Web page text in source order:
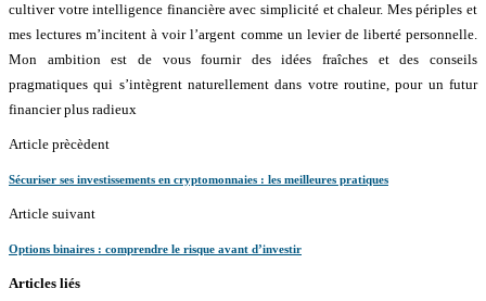
cultiver votre intelligence financière avec simplicité et chaleur. Mes périples et
mes lectures m’incitent à voir l’argent comme un levier de liberté personnelle.
Mon ambition est de vous fournir des idées fraîches et des conseils
pragmatiques qui s’intègrent naturellement dans votre routine, pour un futur
financier plus radieux
Article prècèdent
Sécuriser ses investissements en cryptomonnaies : les meilleures pratiques
Article suivant
Options binaires : comprendre le risque avant d’investir
Articles liés